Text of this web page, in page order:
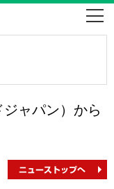
ャパン）から